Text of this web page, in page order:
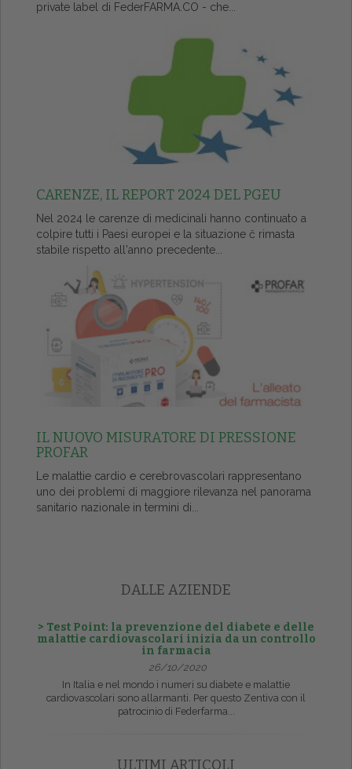
private label di FederFARMA.CO - che...
CARENZE, IL REPORT 2024 DEL PGEU
Nel 2024 le carenze di medicinali hanno continuato a
colpire tutti i Paesi europei e la situazione č rimasta
stabile rispetto all'anno precedente...
IL NUOVO MISURATORE DI PRESSIONE
PROFAR
Le malattie cardio e cerebrovascolari rappresentano
uno dei problemi di maggiore rilevanza nel panorama
sanitario nazionale in termini di...
DALLE AZIENDE
> Test Point: la prevenzione del diabete e delle
malattie cardiovascolari inizia da un controllo
in farmacia
26/10/2020
In Italia e nel mondo i numeri su diabete e malattie
cardiovascolari sono allarmanti. Per questo Zentiva con il
patrocinio di Federfarma...
ULTIMI ARTICOLI